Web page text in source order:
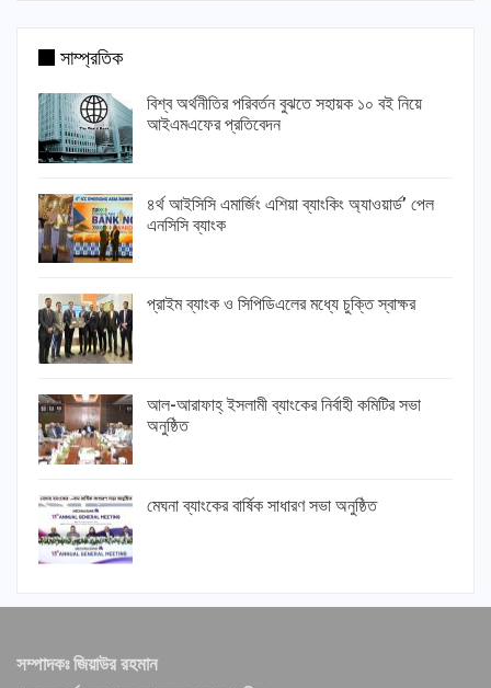
সাম্প্রতিক
বিশ্ব অর্থনীতির পরিবর্তন বুঝতে সহায়ক ১০ বই নিয়ে
আইএমএফের প্রতিবেদন
৪র্থ আইসিসি এমার্জিং এশিয়া ব্যাংকিং অ্যাওয়ার্ড’ পেল
এনসিসি ব্যাংক
প্রাইম ব্যাংক ও সিপিডিএলের মধ্যে চুক্তি স্বাক্ষর
আল-আরাফাহ্ ইসলামী ব্যাংকের নির্বাহী কমিটির সভা
অনুষ্ঠিত
মেঘনা ব্যাংকের বার্ষিক সাধারণ সভা অনুষ্ঠিত
সম্পাদকঃ জিয়াউর রহমান